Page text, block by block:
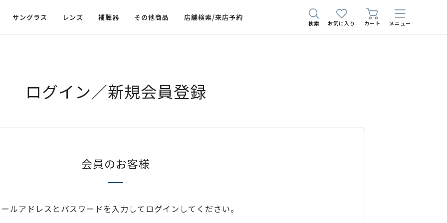
サングラス レンズ 補聴器 その他商品 店舗検索/来店予約
検索 お気に入り カート メニュー
ログイン／新規会員登録
会員のお客様
ルアドレスとパスワードを入力してログインしてください。